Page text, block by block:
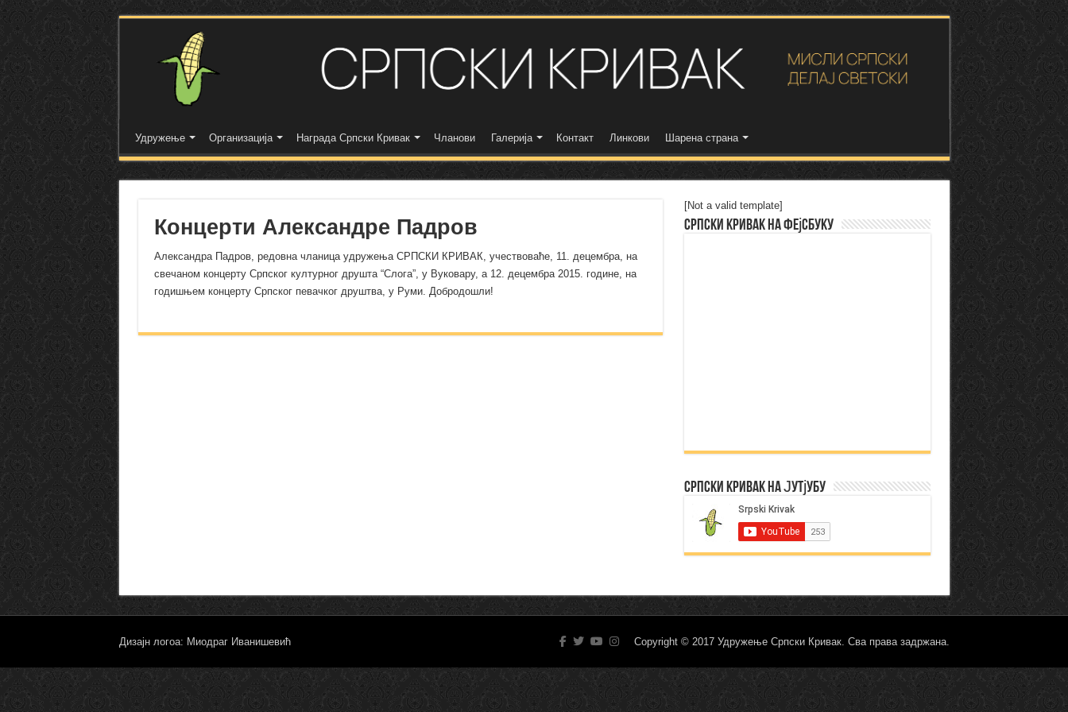
Удружење Организација Награда Српски Кривак Чланови Галерија Контакт Линкови Шарена страна
Концерти Александре Падров
Александра Падров, редовна чланица удружења СРПСКИ КРИВАК, учествоваће, 11. децембра, на
свечаном концерту Српског културног друшта “Слога”, у Вуковару, а 12. децембра 2015. године, на
годишњем концерту Српског певачког друштва, у Руми. Добродошли!
[Not a valid template]
Српски Кривак на Фејсбуку
Српски Кривак на Јутјубу
Copyright © 2017 Удружење Српски Кривак. Сва права задржана.
Дизајн логоа: Миодраг Иванишевић